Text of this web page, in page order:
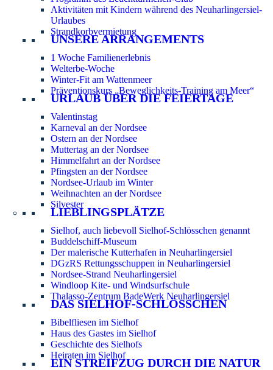
Aktivitäten mit Kindern während des Neuharlingersiel-
Urlaubes
Strandkorbvermietung
UNSERE ARRANGEMENTS
1 Woche Familienerlebnis
Welterbe-Woche
Winter-Fit am Wattenmeer
Präventionskurs „Beweglichkeits-Training am Meer“
URLAUB ÜBER DIE FEIERTAGE
Valentinstag
Karneval an der Nordsee
Ostern an der Nordsee
Muttertag an der Nordsee
Himmelfahrt an der Nordsee
Pfingsten an der Nordsee
Nordsee-Urlaub im Winter
Weihnachten an der Nordsee
Silvester
LIEBLINGSPLÄTZE
Sielhof, auch liebevoll Sielhof-Schlösschen genannt
Buddelschiff-Museum
Der malerische Kutterhafen in Neuharlingersiel
DGzRS Rettungsschuppen in Neuharlingersiel
Nordsee-Strand Neuharlingersiel
Windloop Kite- und Windsurfschule
Thalasso-Zentrum BadeWerk Neuharlingersiel
DAS SIELHOF-SCHLÖSSCHEN
Bibelfliesen im Sielhof
Haus des Gastes im Sielhof
Geschichte des Sielhofs
Heiraten im Sielhof
EIN STREIFZUG DURCH DIE NATUR